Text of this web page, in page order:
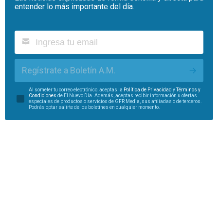
entender lo más importante del día.
Regístrate a Boletín A.M.
Al someter tu correo electrónico, aceptas la Política de Privacidad yTérminos y
Condiciones de El Nuevo Día. Además, aceptas recibir información u ofertas
especiales de productos o servicios de GFR Media, sus afiliadas o de terceros.
Podrás optar salirte de los boletines en cualquier momento.